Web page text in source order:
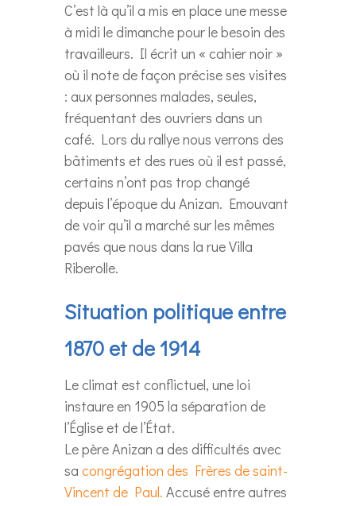
C’est là qu’il a mis en place une messe
à midi le dimanche pour le besoin des
travailleurs. Il écrit un « cahier noir »
où il note de façon précise ses visites
: aux personnes malades, seules,
fréquentant des ouvriers dans un
café. Lors du rallye nous verrons des
bâtiments et des rues où il est passé,
certains n’ont pas trop changé
depuis l’époque du Anizan. Emouvant
de voir qu’il a marché sur les mêmes
pavés que nous dans la rue Villa
Riberolle.
Situation politique entre
1870 et de 1914
Le climat est conflictuel, une loi
instaure en 1905 la séparation de
l’Église et de l’État.
Le père Anizan a des difficultés avec
sa congrégation des Frères de saint-
Vincent de Paul. Accusé entre autres